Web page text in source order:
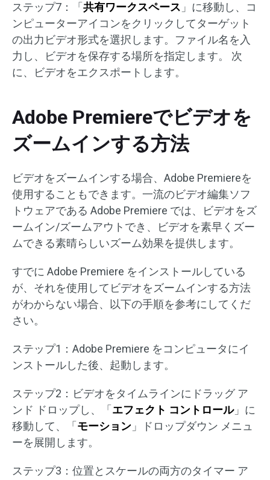
ステップ7：「 共有ワークスペース 」に移動し、コ
ンピューターアイコンをクリックしてターゲット
の出力ビデオ形式を選択します。ファイル名を入
力し、ビデオを保存する場所を指定します。 次
に、ビデオをエクスポートします。
Adobe Premiereでビデオを
ズームインする方法
ビデオをズームインする場合、Adobe Premiereを
使用することもできます。一流のビデオ編集ソフ
トウェアである Adobe Premiere では、ビデオをズ
ームイン/ズームアウトでき、ビデオを素早くズー
ムできる素晴らしいズーム効果を提供します。
すでに Adobe Premiere をインストールしている
が、それを使用してビデオをズームインする方法
がわからない場合、以下の手順を参考にしてくだ
さい。
ステップ1：Adobe Premiere をコンピュータにイ
ンストールした後、起動します。
ステップ2：ビデオをタイムラインにドラッグ ア
ンド ドロップし、「 エフェクト コントロール」に
移動して、「 モーション 」ドロップダウン メニュ
ーを展開します。
ステップ3：位置とスケールの両方のタイマー ア